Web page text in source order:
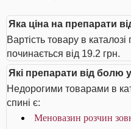
Яка ціна на препарати
Вартість товару в
починається від 19.2 грн.
Які препарати від болю
Недорогими товарами в
спині є:
Меновазин розчин